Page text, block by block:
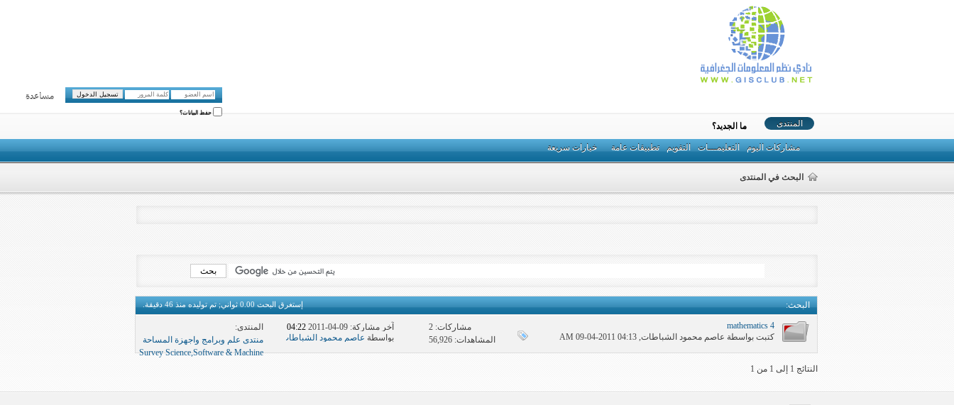
مساعدة
حفظ البيانات؟
المنتدى
مشاركات اليوم التعليمـــات التقويم تطبيقات عامة خيارات سريعة
ما الجديد؟
البحث في المنتدى
البحث: إستغرق البحث 0.00 ثواني; تم توليده منذ 46 دقيقة.
mathematics 4
كتبت بواسطة عاصم محمود الشباطات‏, 09-04-2011 04:13 AM
مشاركات:2
المشاهدات: 56,926
آخر مشاركة: 09-04-2011
04:22 AM
بواسطة عاصم محمود الشباطات
المنتدى:
منتدى علم وبرامج واجهزة المساحة
Survey Science,Software & Machine
النتائج 1 إلى 1 من 1